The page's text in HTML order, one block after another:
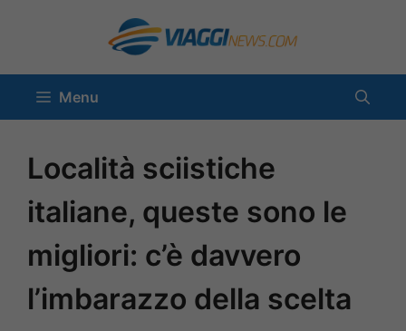
contenuto
Menu
Località sciistiche
italiane, queste sono le
migliori: c’è davvero
l’imbarazzo della scelta